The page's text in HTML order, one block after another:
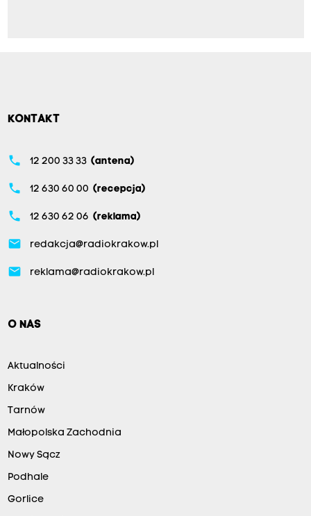
KONTAKT
phone 12 200 33 33 (antena)
phone 12 630 60 00 (recepcja)
phone 12 630 62 06 (reklama)
email redakcja@radiokrakow.pl
email reklama@radiokrakow.pl
O NAS
Aktualności
Kraków
Tarnów
Małopolska Zachodnia
Nowy Sącz
Podhale
Gorlice